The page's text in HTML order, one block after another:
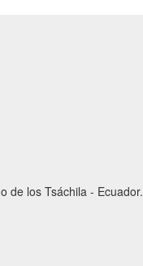
de los Tsáchila - Ecuador.